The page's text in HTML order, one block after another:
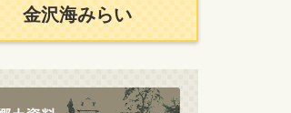
金沢海みらい